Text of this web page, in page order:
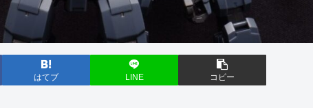
はてブ LINE コピー